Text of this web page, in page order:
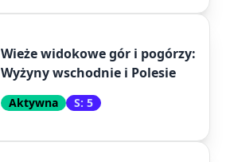
Wieże widokowe gór i pogórzy:
Wyżyny wschodnie i Polesie
Aktywna S: 5